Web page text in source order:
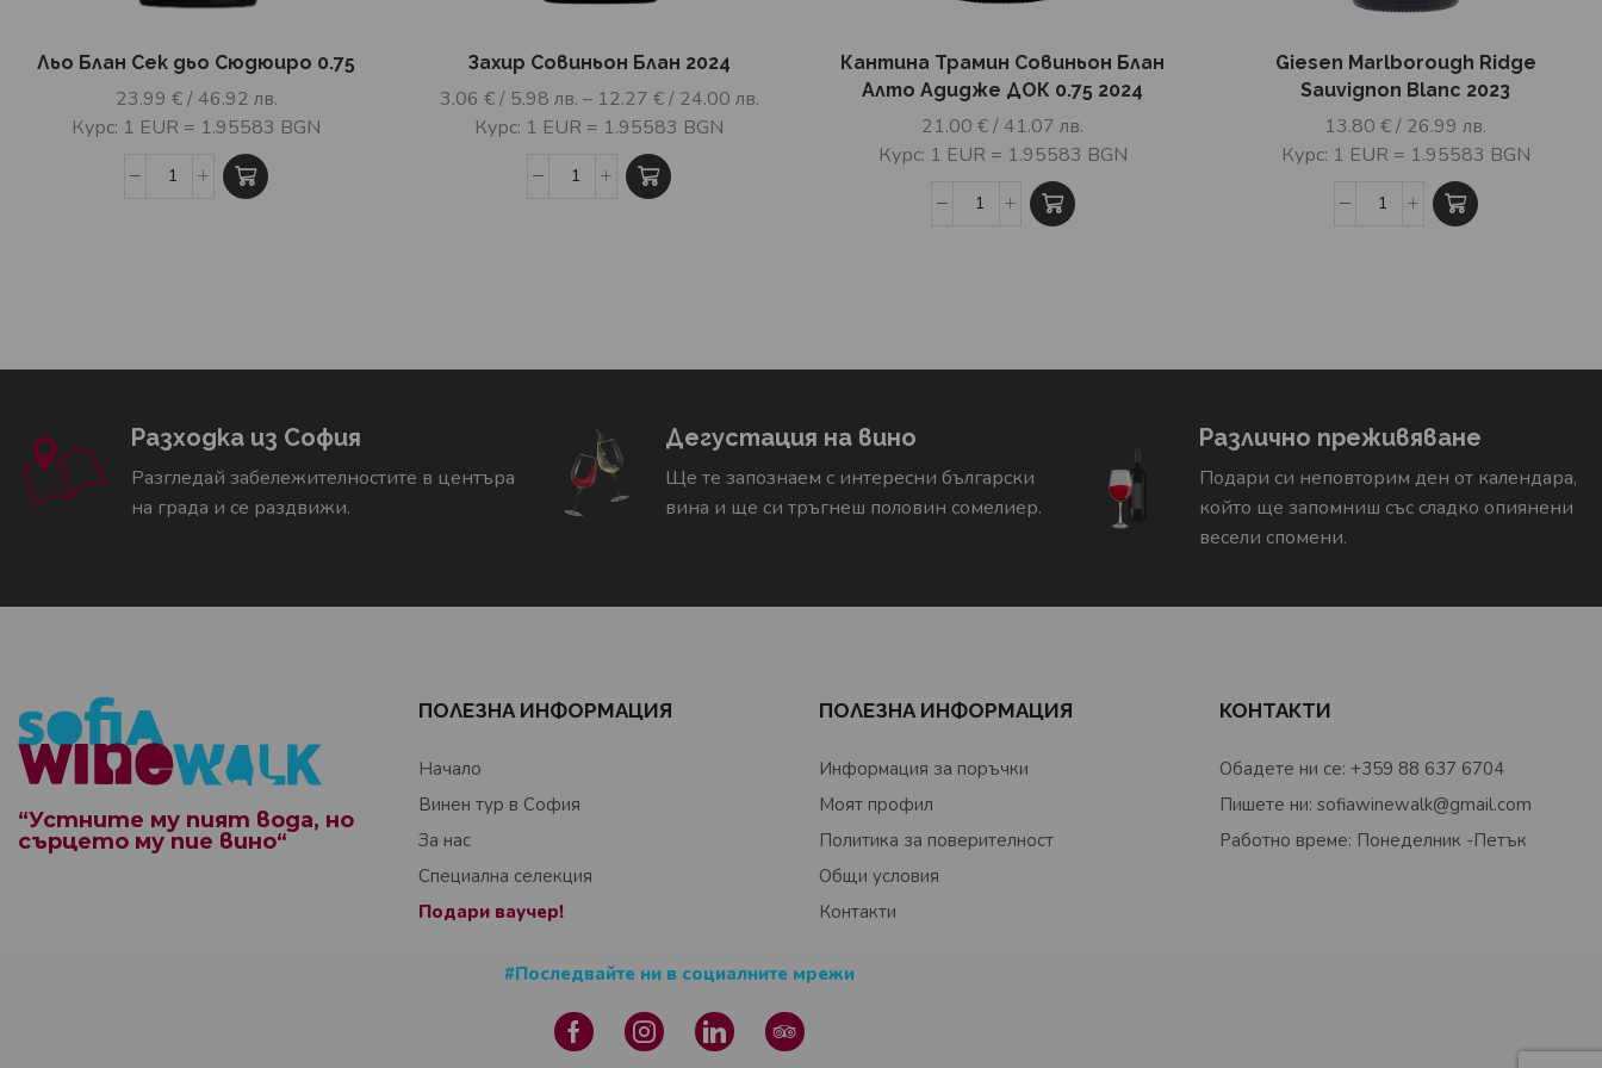
Льо Блан Сек дьо Сюдюиро 0.75
23.99 €/ 46.92 лв.
Курс: 1 EUR = 1.95583 BGN
Захир Совиньон Блан 2024
3.06 €/ 5.98 лв. – 12.27 €/ 24.00 лв.
Курс: 1 EUR = 1.95583 BGN
Кантина Трамин Совиньон Блан
Алто Адидже ДОК 0.75 2024
21.00€/ 41.07 лв.
Курс: 1 EUR = 1.95583 BGN
Giesen Marlborough Ridge
Sauvignon Blanc 2023
13.80€/ 26.99 лв.
Курс: 1 EUR = 1.95583 BGN
Разходка из София
Разгледай забележителностите в центъра
на града и се раздвижи.
Дегустация на вино
Ще те запознаем с интересни български
вина и ще си тръгнеш половин сомелиер.
Различно преживяване
Подари си неповторим ден от календара,
който ще запомниш със сладко опиянени
весели спомени.
“Устните му пият вода, но
сърцето му пие вино“
ПОЛЕЗНА ИНФОРМАЦИЯ
Начало
Винен тур в София
За нас
Специална селекция
Подари ваучер!
ПОЛЕЗНА ИНФОРМАЦИЯ
Информация за поръчки
Моят профил
Политика за поверителност
Общи условия
Контакти
КОНТАКТИ
Обадете ни се: +359 88 637 6704
Пишете ни: sofiawinewalk@gmail.com
Работно време: Понеделник -Петък
#Последвайте ни в социалните мрежи